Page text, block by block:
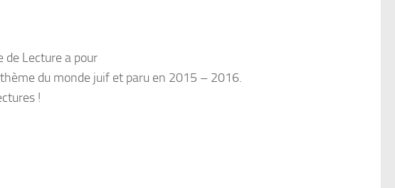
de Lecture a pour
du monde juif et paru en 2015 – 2016.
!